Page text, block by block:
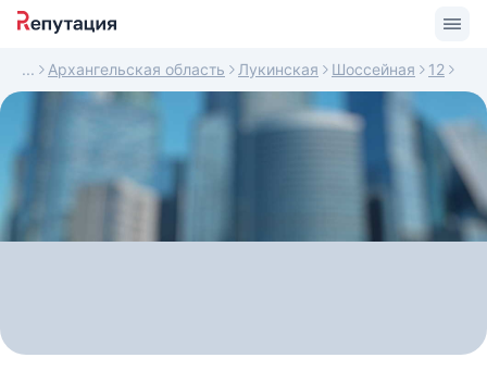
Архангельская область Лукинская Шоссейная 12